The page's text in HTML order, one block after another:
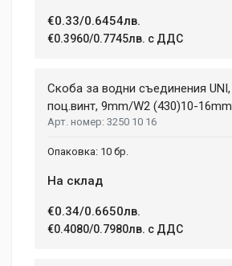
Dimensions
207 mm
Helena Garcia
2 January, 2018
hendrerit eros laoreet suscipit ultrices.
1
Write A Review
€0.33/0.6454лв.
€0.3960/0.7745лв. с ДДС
Скоба за водни съединения
поц.винт, 9mm/W2 (430)10-16mm.
3250 10 16
10 бр.
На склад
€0.34/0.6650лв.
€0.4080/0.7980лв. с ДДС